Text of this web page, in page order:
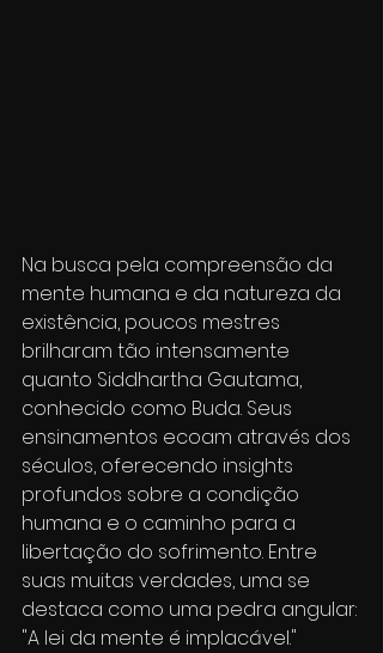
Na busca pela compreensão da
mente humana e da natureza da
existência, poucos mestres
brilharam tão intensamente
quanto Siddhartha Gautama,
conhecido como Buda. Seus
ensinamentos ecoam através dos
séculos, oferecendo insights
profundos sobre a condição
humana e o caminho para a
libertação do sofrimento. Entre
suas muitas verdades, uma se
destaca como uma pedra angular:
"A lei da mente é implacável."